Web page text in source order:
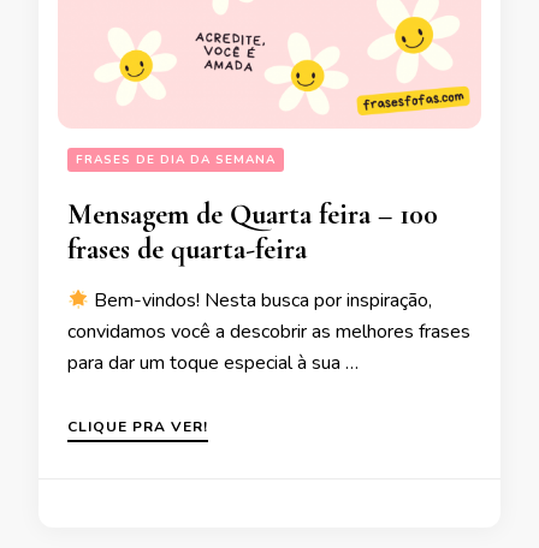
FRASES DE DIA DA SEMANA
Mensagem de Quarta feira – 100
frases de quarta-feira
Bem-vindos! Nesta busca por inspiração,
convidamos você a descobrir as melhores frases
para dar um toque especial à sua …
CLIQUE PRA VER!